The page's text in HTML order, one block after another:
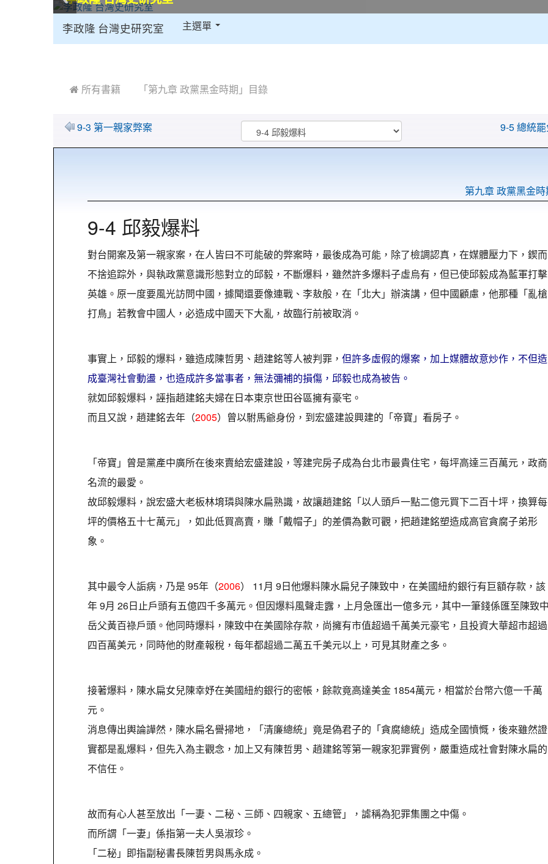
李政隆 台灣史研究室 主選單
 所有書籍 「第九章 政黨黑金時期」目錄
9-3 第一親家弊案 9-5 總統
第九章 政黨黑金時
9-4 邱毅爆料
對台開案及第一親家案，在人皆曰不可能破的弊案時，最後成為可能，除了檢調認真，在媒體壓力下，鍥而
不捨追踪外，與執政黨意識形態對立的邱毅，不斷爆料，雖然許多爆料子虛烏有，但已使邱毅成為藍軍打擊
英雄。原一度要風光訪問中國，據聞還要像連戰、李敖般，在「北大」辦演講，但中國顧慮，他那種「亂槍
打鳥」若教會中國人，必造成中國天下大亂，故臨行前被取消。
事實上，邱毅的爆料，雖造成陳哲男、趙建銘等人被判罪，但許多虛假的爆案，加上媒體故意炒作，不但造
成臺灣社會動盪，也造成許多當事者，無法彌補的損傷，邱毅也成為被告。
就如邱毅爆料，誣指趙建銘夫婦在日本東京世田谷區擁有豪宅。
而且又說，趙建銘去年（2005）曾以駙馬爺身份，到宏盛建設興建的「帝寶」看房子。
「帝寶」曾是黨產中廣所在後來賣給宏盛建設，等建完房子成為台北市最貴住宅，每坪高達三百萬元，政商
名流的最愛。
故邱毅爆料，說宏盛大老板林堉璘與陳水扁熟識，故讓趙建銘「以人頭戶一點二億元買下二百十坪，換算每
坪的價格五十七萬元」，如此低買高賣，賺「戴帽子」的差價為數可觀，把趙建銘塑造成高官貪腐子弟形
象。
其中最令人詬病，乃是 95年（2006） 11月 9日他爆料陳水扁兒子陳致中，在美國紐約銀行有巨額存款，該
年 9月 26日止戶頭有五億四千多萬元。但因爆料風聲走露，上月急匯出一億多元，其中一筆錢係匯至陳致
岳父黃百祿戶頭。他同時爆料，陳致中在美國除存款，尚擁有市值超過千萬美元豪宅，且投資大華超市超過
四百萬美元，同時他的財產報稅，每年都超過二萬五千美元以上，可見其財產之多。
接著爆料，陳水扁女兒陳幸妤在美國紐約銀行的密帳，餘款竟高達美金 1854萬元，相當於台幣六億一千萬
元。
消息傳出輿論譁然，陳水扁名譽掃地，「清廉總統」竟是偽君子的「貪腐總統」造成全國憤慨，後來雖然證
實都是亂爆料，但先入為主觀念，加上又有陳哲男、趙建銘等第一親家犯罪實例，嚴重造成社會對陳水扁的
不信任。
故而有心人甚至放出「一妻、二秘、三師、四親家、五總管」，謔稱為犯罪集團之中傷。
而所謂「一妻」係指第一夫人吳淑珍。
「二秘」即指副秘書長陳哲男與馬永成。